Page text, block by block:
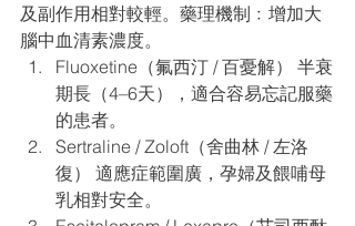
及副作用相對較輕。藥理機制﹕增加大
腦中血清素濃度。
Fluoxetine（氟西汀 / 百憂解） 半衰
期長（4–6天），適合容易忘記服藥
的患者。
Sertraline / Zoloft（舍曲林 / 左洛
復） 適應症範圍廣，孕婦及餵哺母
乳相對安全。